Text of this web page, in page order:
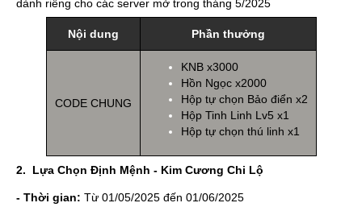
dành riêng cho các server mở trong tháng 5/2025
Nội dung Phần thưởng
CODE CHUNG
KNB x3000
Hồn Ngọc x2000
Hộp tự chọn Bảo điển x2
Hộp Tinh Linh Lv5 x1
Hộp tự chọn thú linh x1
2. Lựa Chọn Định Mệnh - Kim Cương Chi Lộ
- Thời gian: Từ 01/05/2025 đến 01/06/2025